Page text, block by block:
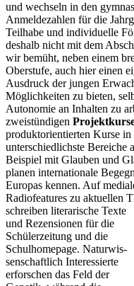
und wechseln in den
Anmel­dezahlen für die
Teilhabe und individuelle
deshalb nicht mit dem
wir bemüht, neben einem
Oberstufe, auch hier einen
Ausdruck der jungen
Möglichkeiten zu bieten,
Autonomie an Inhalten zu
zweistündigen
produktorientierten Kurse in
unterschiedlichste Berei­che
Beispiel mit Glauben und
planen internationale
Europas kennen. Auf
Radiofeatures zu aktuellen
schreiben literarische Texte
und Rezensionen für die
Schülerzeitung und die
Schulhomepage. Naturwis­
senschaftlich Interessierte
erforschen das Feld der